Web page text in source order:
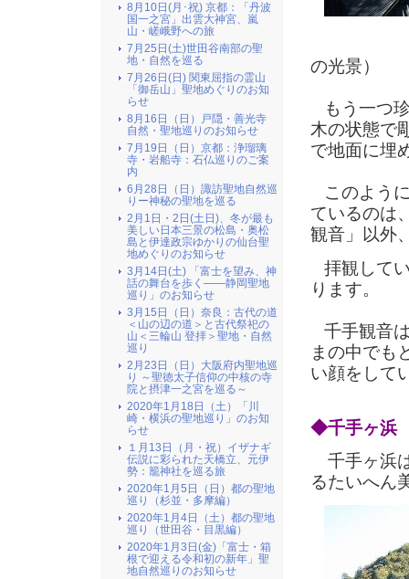
の光景）
もう一つ
木の状態で
で地面に埋
このよう
ているのは
観音」以外
拝観して
ります。
千手観音
まの中でも
い顔をして
◆千手ヶ浜
千手ヶ浜
るたいへん
8月10日(月･祝) 京都：「丹波
国一之宮」出雲大神宮、嵐
山・嵯峨野への旅
7月25日(土)世田谷南部の聖
地・自然を巡る
7月26日(日) 関東屈指の霊山
「御岳山」聖地めぐりのお知
らせ
8月16日（日）戸隠・善光寺
自然・聖地巡りのお知らせ
7月19日（日）京都：浄瑠璃
寺・岩船寺：石仏巡りのご案
内
6月28日（日）諏訪聖地自然巡
りー神秘の聖地を巡る
2月1日・2日(土日)、冬が最も
美しい日本三景の松島・奥松
島と伊達政宗ゆかりの仙台聖
地めぐりのお知らせ
3月14日(土) 「富士を望み、神
話の舞台を歩く――静岡聖地
巡り」のお知らせ
3月15日（日）奈良：古代の道
＜山の辺の道＞と古代祭祀の
山＜三輪山 登拝＞聖地・自然
巡り
2月23日（日）大阪府内聖地巡
り ～聖徳太子信仰の中核の寺
院と摂津一之宮を巡る～
2020年1月18日（土）「川
崎・横浜の聖地巡り」のお知
らせ
１月13日（月・祝）イザナギ
伝説に彩られた天橋立、元伊
勢：籠神社を巡る旅
2020年1月5日（日）都の聖地
巡り（杉並・多摩編）
2020年1月4日（土）都の聖地
巡り（世田谷・目黒編）
2020年1月3日(金)「富士・箱
根で迎える令和初の新年」聖
地自然巡りのお知らせ